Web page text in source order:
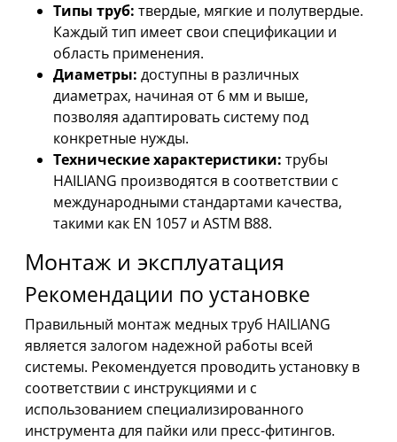
Типы труб: твердые, мягкие и полутвердые.
Каждый тип имеет свои спецификации и
область применения.
Диаметры: доступны в различных
диаметрах, начиная от 6 мм и выше,
позволяя адаптировать систему под
конкретные нужды.
Технические характеристики: трубы
HAILIANG производятся в соответствии с
международными стандартами качества,
такими как EN 1057 и ASTM B88.
Монтаж и эксплуатация
Рекомендации по установке
Правильный монтаж медных труб HAILIANG
является залогом надежной работы всей
системы. Рекомендуется проводить установку в
соответствии с инструкциями и с
использованием специализированного
инструмента для пайки или пресс-фитингов.